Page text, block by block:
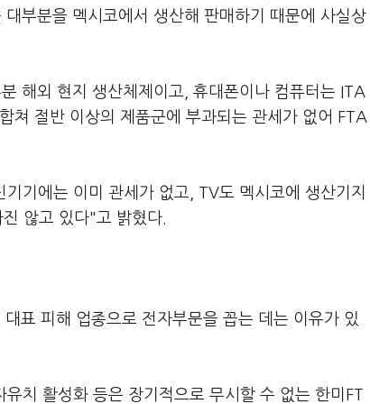
대부분을 멕시코에서 생산해 판매하기 때문에 사실상
해외 현지 생산체제이고, 휴대폰이나 컴퓨터는 ITA
쳐 절반 이상의 제품군에 부과되는 관세가 없어 FTA
기에는 이미 관세가 없고, TV도 멕시코에 생산기지
않고 있다"고 밝혔다.
표 피해 업종으로 전자부문을 꼽는 데는 이유가 있
치 활성화 등은 장기적으로 무시할 수 없는 한미FT